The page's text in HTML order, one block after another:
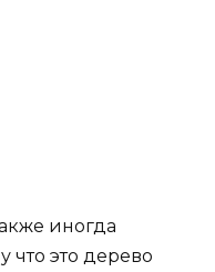
иногда
что это дерево